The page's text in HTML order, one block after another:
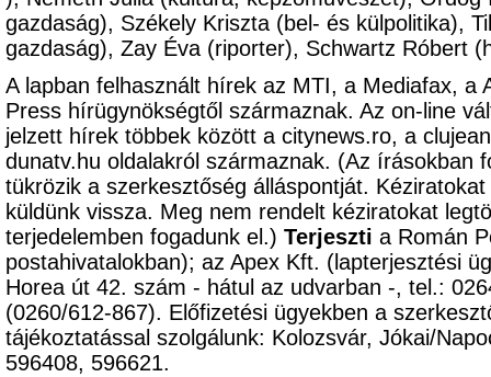
gazdaság), Székely Kriszta (bel- és külpolitika),
gazdaság), Zay Éva (riporter), Schwartz Róbert
A lapban felhasznált hírek az MTI, a Mediafax, a
Press hírügynökségtől származnak. Az on-line
jelzett hírek többek között a citynews.ro, a
dunatv.hu oldalakról származnak. (Az írásokban
tükrözik a szerkesztőség álláspontját.
küldünk vissza. Meg nem rendelt kéziratokat
terjedelemben fogadunk el.) Terjeszti a Román
postahivatalokban); az Apex Kft. (lapterjesztési
Horea út 42. szám - hátul az udvarban -, tel.:
(0260/612-867). Előfizetési ügyekben a
tájékoztatással szolgálunk: Kolozsvár, Jókai/
596408, 596621.